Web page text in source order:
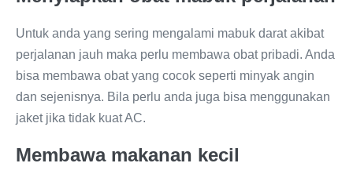
Untuk anda yang sering mengalami mabuk darat akibat
perjalanan jauh maka perlu membawa obat pribadi. Anda
bisa membawa obat yang cocok seperti minyak angin
dan sejenisnya. Bila perlu anda juga bisa menggunakan
jaket jika tidak kuat AC.
Membawa makanan kecil